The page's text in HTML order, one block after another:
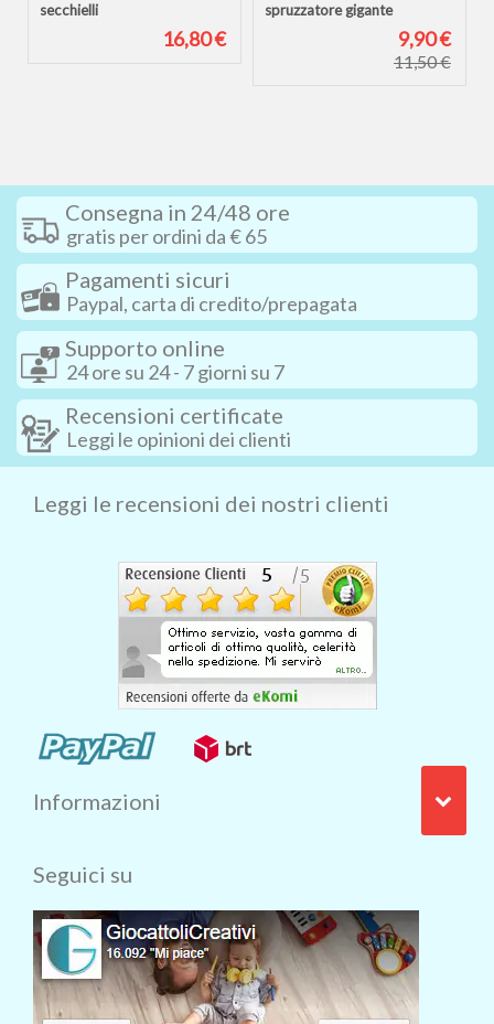
secchielli
16,80 €
spruzzatore gigante
9,90 €
11,50 €
Consegna in 24/48 ore
gratis per ordini da € 65
Pagamenti sicuri
Paypal, carta di credito/prepagata
Supporto online
24 ore su 24 - 7 giorni su 7
Recensioni certificate
Leggi le opinioni dei clienti
Leggi le recensioni dei nostri clienti
Informazioni
Seguici su